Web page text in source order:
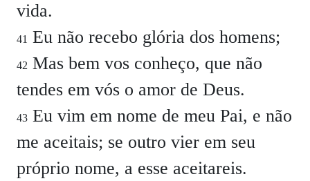
vida.
41 Eu não recebo glória dos homens;
42 Mas bem vos conheço, que não
tendes em vós o amor de Deus.
43 Eu vim em nome de meu Pai, e não
me aceitais; se outro vier em seu
próprio nome, a esse aceitareis.